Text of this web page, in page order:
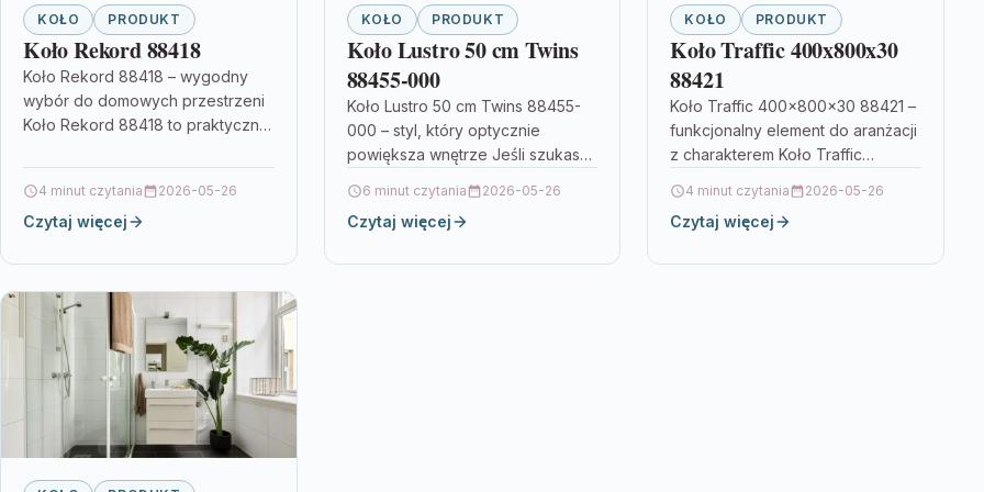
KOŁO PRODUKT
Koło Rekord 88418
Koło Rekord 88418 – wygodny
wybór do domowych przestrzeni
Koło Rekord 88418 to praktyczny
codzienne użytkowanie mebli i
akcesoriów w…
4 minut czytania 2026-05-26
Czytaj więcej
KOŁO PRODUKT
Koło Lustro 50 cm Twins
88455-000
Koło Lustro 50 cm Twins 88455-
000 – styl, który optycznie
powiększa wnętrze Jeśli szukasz
(albo innemu pomieszczeniu)
lekkości i nowoczesnego…
6 minut czytania 2026-05-26
Czytaj więcej
KOŁO PRODUKT
Koło Traffic 400x800x30
88421
Koło Traffic 400x800x30 88421 –
funkcjonalny element do aranżacji
z charakterem Koło Traffic
który w praktyce łączy estetykę i
codzienną…
4 minut czytania 2026-05-26
Czytaj więcej